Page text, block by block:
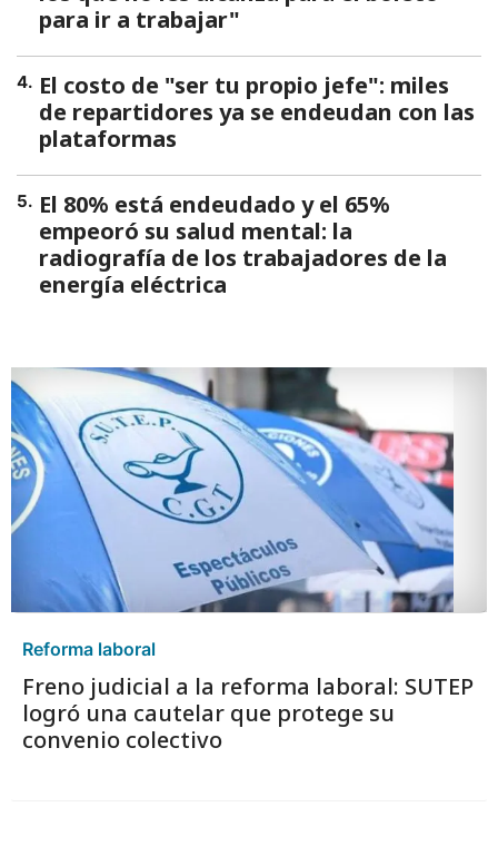
para ir a trabajar"
4. El costo de "ser tu propio jefe": miles
de repartidores ya se endeudan con las
plataformas
5. El 80% está endeudado y el 65%
empeoró su salud mental: la
radiografía de los trabajadores de la
energía eléctrica
Reforma laboral
Freno judicial a la reforma laboral: SUTEP
logró una cautelar que protege su
convenio colectivo